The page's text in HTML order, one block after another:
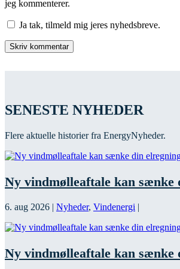
jeg kommenterer.
Ja tak, tilmeld mig jeres nyhedsbreve.
SENESTE NYHEDER
Flere aktuelle historier fra EnergyNyheder.
Ny vindmølleaftale kan sænke
6. aug 2026 | Nyheder, Vindenergi |
Ny vindmølleaftale kan sænke